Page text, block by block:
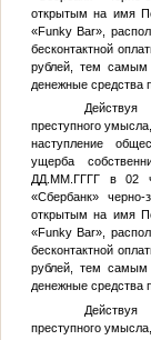
открытым на имя
«Funky Bar»,
бесконтактной
рублей, тем самым
денежные средства
преступного
наступление
ущерба
ДД.ММ.ГГГГв 02
«Сбербанк»
открытым на имя
«Funky Bar»,
бесконтактной
рублей, тем самым
денежные средства
преступного